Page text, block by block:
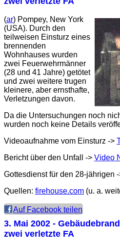
(ar) Pompey, New York
(USA). Durch den
teilweisen Einsturz eines
brennenden
Wohnhauses wurden
zwei Feuerwehrmänner
(28 und 41 Jahre) getötet
und zwei weitere trugen
kleinere, aber ernsthafte,
Verletzungen davon.
Da die Untersuchungen noch
wurden noch keine Details
Videoaufnahme vom Einsturz ->
Bericht über den Unfall -> Video
Gottesdienst für den 28-jährigen
Quellen: firehouse.com (u. a.
Auf Facebook teilen
3. Mai 2002 -
zwei verletzte FA